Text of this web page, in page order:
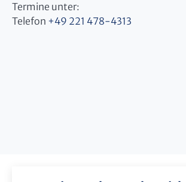
Termine unter:
Telefon +49 221 478-4313